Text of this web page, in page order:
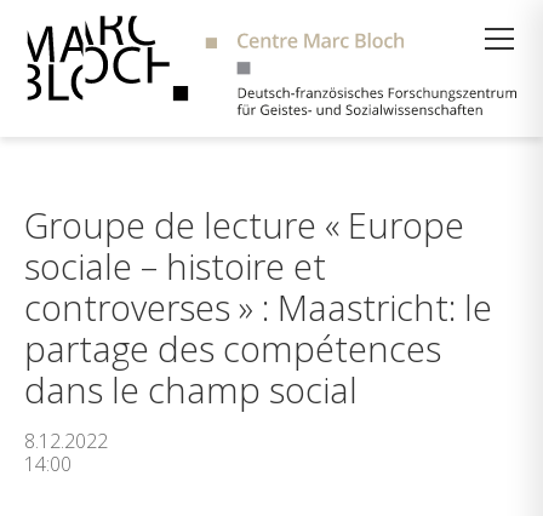
Groupe de lecture « Europe
sociale – histoire et
controverses » : Maastricht: le
partage des compétences
dans le champ social
8.12.2022
14:00